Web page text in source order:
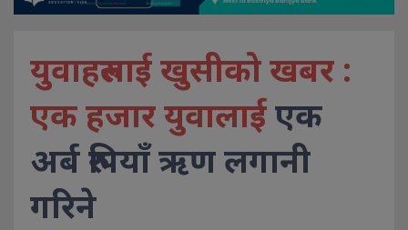
युवाहरुलाई खुसीको खबर :
एक हजार युवालाईएक
अर्ब रुपियाँ ऋण लगानी
गरिने